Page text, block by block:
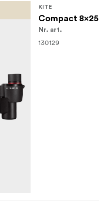
KITE
Compact 8x25
Nr. art.
130129